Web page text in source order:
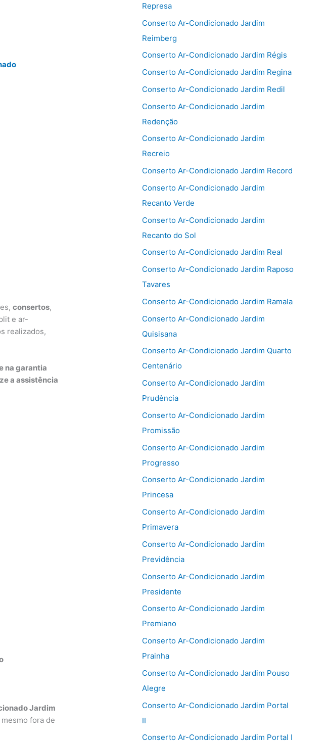
consertos,
e ar-
realizados,
na garantia
a assistência
Jardim
fora de
Represa
Conserto Ar-Condicionado Jardim
Reimberg
Conserto Ar-Condicionado Jardim Régis
Conserto Ar-Condicionado Jardim Regina
Conserto Ar-Condicionado Jardim Redil
Conserto Ar-Condicionado Jardim
Redenção
Conserto Ar-Condicionado Jardim
Recreio
Conserto Ar-Condicionado Jardim Record
Conserto Ar-Condicionado Jardim
Recanto Verde
Conserto Ar-Condicionado Jardim
Recanto do Sol
Conserto Ar-Condicionado Jardim Real
Conserto Ar-Condicionado Jardim Raposo
Tavares
Conserto Ar-Condicionado Jardim Ramala
Conserto Ar-Condicionado Jardim
Quisisana
Conserto Ar-Condicionado Jardim Quarto
Centenário
Conserto Ar-Condicionado Jardim
Prudência
Conserto Ar-Condicionado Jardim
Promissão
Conserto Ar-Condicionado Jardim
Progresso
Conserto Ar-Condicionado Jardim
Princesa
Conserto Ar-Condicionado Jardim
Primavera
Conserto Ar-Condicionado Jardim
Previdência
Conserto Ar-Condicionado Jardim
Presidente
Conserto Ar-Condicionado Jardim
Premiano
Conserto Ar-Condicionado Jardim
Prainha
Conserto Ar-Condicionado Jardim Pouso
Alegre
Conserto Ar-Condicionado Jardim Portal
II
Conserto Ar-Condicionado Jardim Portal I